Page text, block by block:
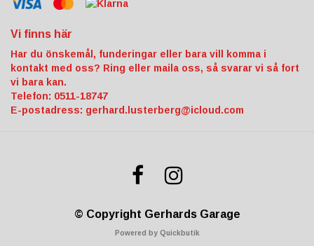
Vi finns här
Har du önskemål, funderingar eller bara vill komma i
kontakt med oss? Ring eller maila oss, så svarar vi så fort
vi bara kan.
Telefon: 0511-18747
E-postadress: gerhard.lusterberg@icloud.com
© Copyright Gerhards Garage
Powered by Quickbutik